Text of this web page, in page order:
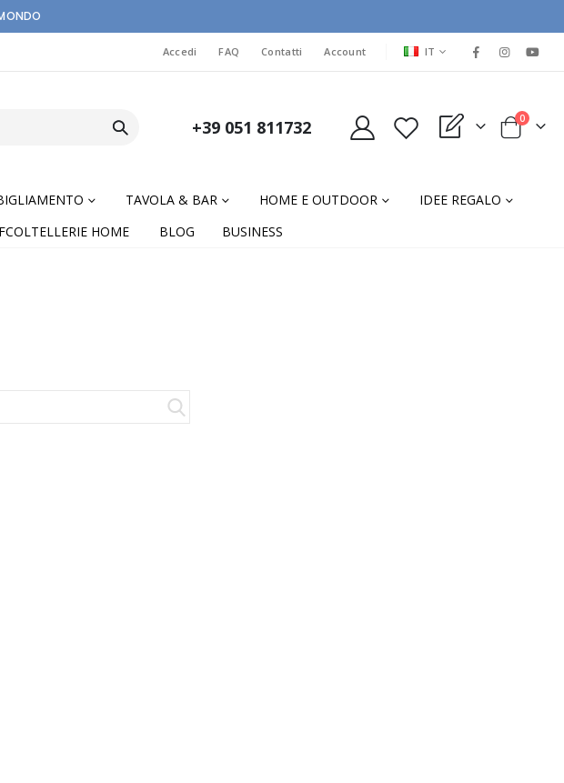
Accedi FAQ Contatti Account LINGUA
IT
+39 051 811732 My Quote Cart
0elementi
TAVOLA & BAR HOME E OUTDOOR
IDEE REGALO
HOME BLOG BUSINESS